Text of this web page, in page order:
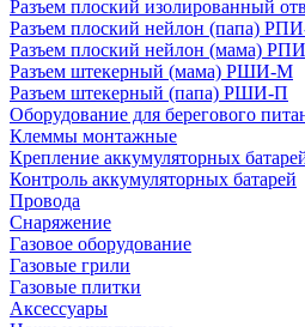
Разъем плоский изолированный
Разъем плоский нейлон (папа)
Разъем плоский нейлон (мама)
Разъем штекерный (мама) РШИ-М
Разъем штекерный (папа) РШИ-П
Оборудование для берегового
Клеммы монтажные
Крепление аккумуляторных
Контроль аккумуляторных батарей
Провода
Снаряжение
Газовое оборудование
Газовые грили
Газовые плитки
Аксессуары